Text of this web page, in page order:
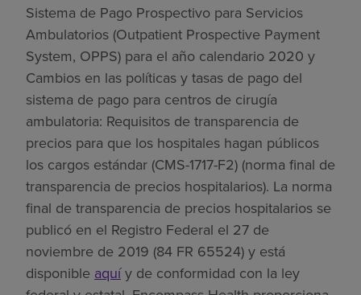
Sistema de Pago Prospectivo para Servicios
Ambulatorios (Outpatient Prospective Payment
System, OPPS) para el año calendario 2020 y
Cambios en las políticas y tasas de pago del
sistema de pago para centros de cirugía
ambulatoria: Requisitos de transparencia de
precios para que los hospitales hagan públicos
los cargos estándar (CMS-1717-F2) (norma final de
transparencia de precios hospitalarios). La norma
final de transparencia de precios hospitalarios se
publicó en el Registro Federal el 27 de
noviembre de 2019 (84 FR 65524) y está
disponible aquíy de conformidad con la ley